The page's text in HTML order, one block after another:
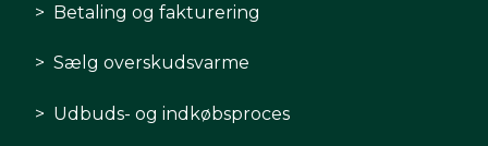
Betaling og fakturering
Sælg overskudsvarme
Udbuds- og indkøbsproces